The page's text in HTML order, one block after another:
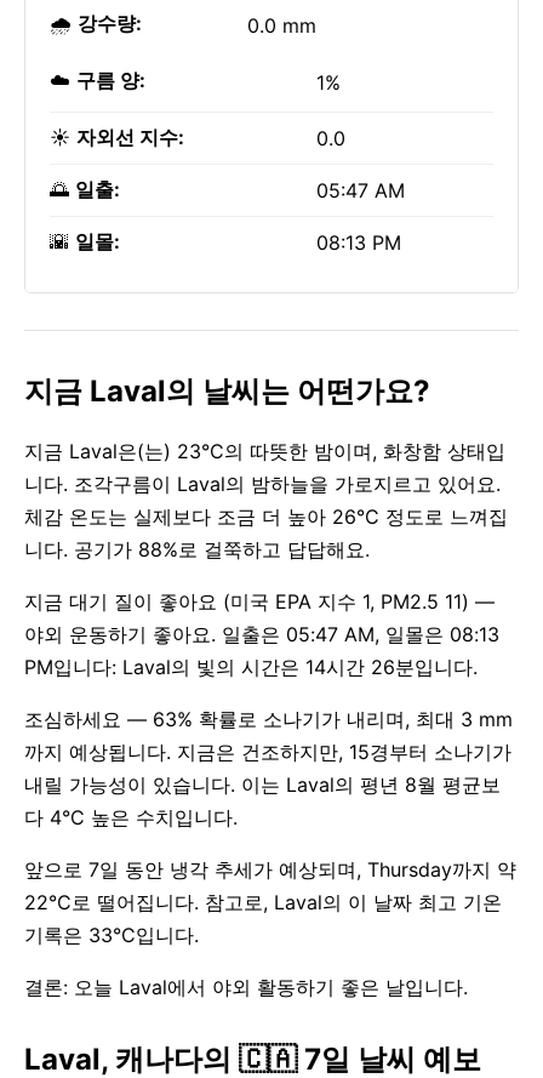
🌧️ 강수량: 0.0 mm
☁️ 구름 양: 1%
☀️ 자외선 지수: 0.0
🌅 일출: 05:47 AM
🌇 일몰: 08:13 PM
지금 Laval의 날씨는 어떤가요?
지금 Laval은(는) 23°C의 따뜻한 밤이며, 화창함 상태입
니다. 조각구름이 Laval의 밤하늘을 가로지르고 있어요.
체감 온도는 실제보다 조금 더 높아 26°C 정도로 느껴집
니다. 공기가 88%로 걸쭉하고 답답해요.
지금 대기 질이 좋아요 (미국 EPA 지수 1, PM2.5 11) —
야외 운동하기 좋아요. 일출은 05:47 AM, 일몰은 08:13
PM입니다: Laval의 빛의 시간은 14시간 26분입니다.
조심하세요 — 63% 확률로 소나기가 내리며, 최대 3 mm
까지 예상됩니다. 지금은 건조하지만, 15경부터 소나기가
내릴 가능성이 있습니다. 이는 Laval의 평년 8월 평균보
다 4°C 높은 수치입니다.
앞으로 7일 동안 냉각 추세가 예상되며, Thursday까지 약
22°C로 떨어집니다. 참고로, Laval의 이 날짜 최고 기온
기록은 33°C입니다.
결론: 오늘 Laval에서 야외 활동하기 좋은 날입니다.
Laval, 캐나다의 🇨🇦 7일 날씨 예보